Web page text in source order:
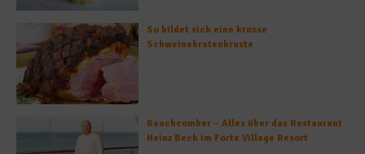
So bildet sich eine krosse
Schweinebratenkruste
Beachcomber – Alles über das Restaurant
Heinz Beck im Forte Village Resort